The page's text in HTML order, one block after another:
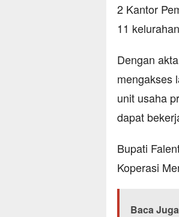
2 Kantor
11
Dengan
mengakses
unit usaha
dapat
Bupati
Koperasi
Baca